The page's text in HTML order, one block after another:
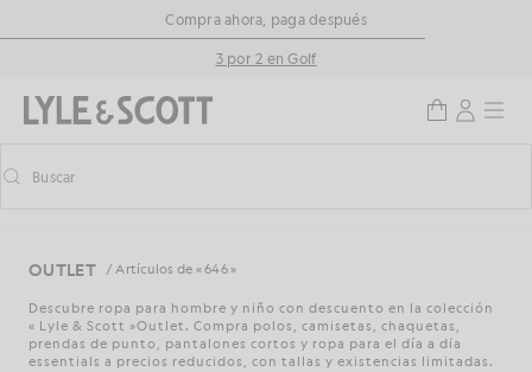
Saltar al contenido principal
Información de accesibilidadCompra ahora, paga después
3 por 2 en Golf
Activar/desactivar la búsqueda predictiva
Buscar
OUTLET / Artículos de « 646 »
Descubre ropa para hombre y niño con descuento en la colección
« Lyle & Scott »Outlet. Compra polos, camisetas, chaquetas,
prendas de punto, pantalones cortos y ropa para el día a día
essentials a precios reducidos, con tallas y existencias limitadas.